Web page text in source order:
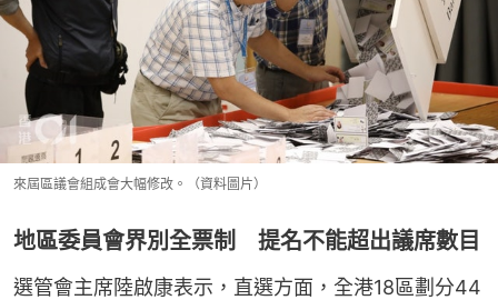
來屆區議會組成會大幅修改。（資料圖片）
地區委員會界別全票制 提名不能超出議席數目
選管會主席陸啟康表示，直選方面，全港18區劃分44